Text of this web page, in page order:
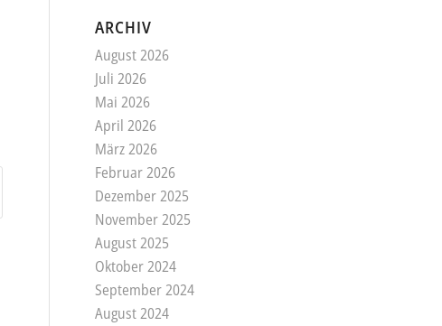
ARCHIV
August 2026
Juli 2026
Mai 2026
April 2026
März 2026
Februar 2026
Dezember 2025
November 2025
August 2025
Oktober 2024
September 2024
August 2024